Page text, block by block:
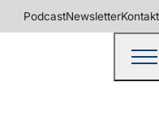
PodcastNewsletterKontakt